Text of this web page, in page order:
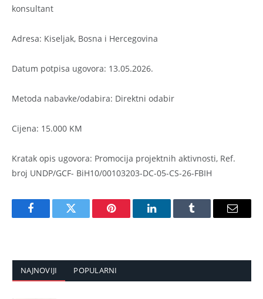
konsultant
Adresa: Kiseljak, Bosna i Hercegovina
Datum potpisa ugovora: 13.05.2026.
Metoda nabavke/odabira: Direktni odabir
Cijena: 15.000 KM
Kratak opis ugovora: Promocija projektnih aktivnosti, Ref.
broj UNDP/GCF- BiH10/00103203-DC-05-CS-26-FBIH
FacebookTwitter Pinterest LinkedInTumblr Email
NAJNOVIJI POPULARNI